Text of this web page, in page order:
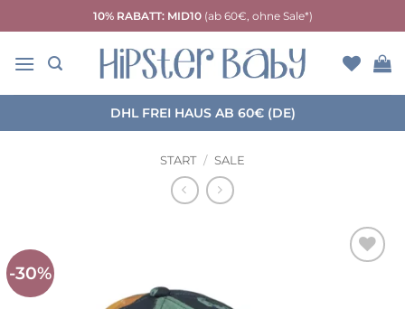
Inhalt
springen
10% RABATT: MID10(ab 60€, ohne Sale*)
DHL FREI HAUS AB 60€ (DE)
START / SALE
-30%